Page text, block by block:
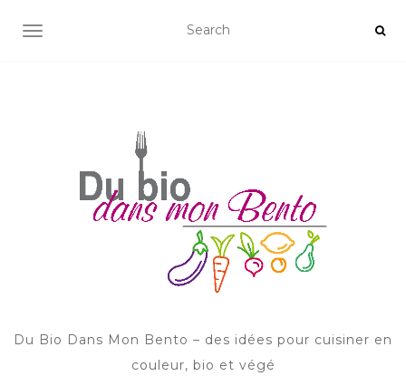
AFFICHER/MASQUER LA NAVIGATION
Du Bio Dans Mon Bento – des idées pour cuisiner en
couleur, bio et végé